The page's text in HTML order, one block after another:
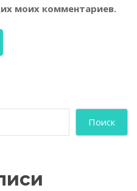
моих комментариев.
Поиск